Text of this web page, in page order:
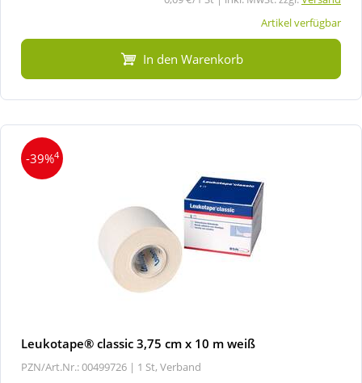
Artikel verfügbar
In den Warenkorb
-39%4
Leukotape® classic 3,75 cm x 10 m weiß
PZN/Art.Nr.: 00499726 | 1 St, Verband